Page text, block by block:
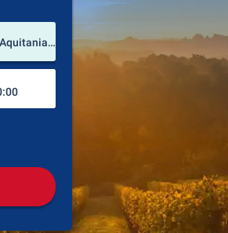
Aeropuerto de Burdeos-Mérignac (Nueva Aquitania / Francia)
lugar de alquiler